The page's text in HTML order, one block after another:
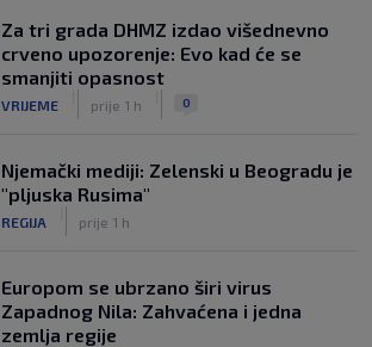
Za tri grada DHMZ izdao višednevno
crveno upozorenje: Evo kad će se
smanjiti opasnost
VRIJEME prije 1 h 0
Njemački mediji: Zelenski u Beogradu je
"pljuska Rusima"
REGIJA prije 1 h
Europom se ubrzano širi virus
Zapadnog Nila: Zahvaćena i jedna
zemlja regije